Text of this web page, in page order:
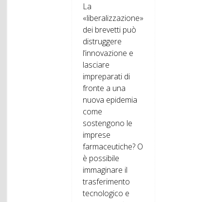
La
«liberalizzazione»
dei brevetti può
distruggere
l’innovazione e
lasciare
impreparati di
fronte a una
nuova epidemia
come
sostengono le
imprese
farmaceutiche? O
è possibile
immaginare il
trasferimento
tecnologico e